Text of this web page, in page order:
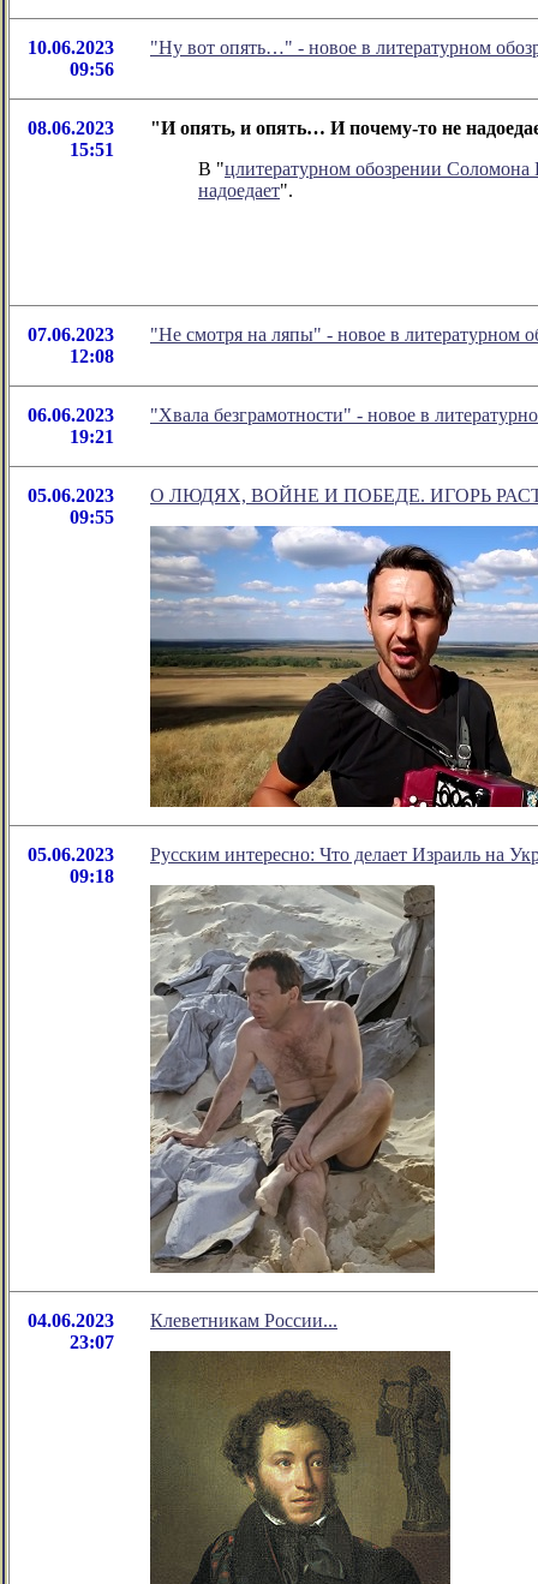
10.06.2023
09:56
"Ну вот опять…" - новое в литературном
08.06.2023
15:51
"И опять, и опять… И почему-то не
В "цлитературном обозрении
надоедает".
07.06.2023
12:08
"Не смотря на ляпы" - новое в литературном
06.06.2023
19:21
"Хвала безграмотности" - новое в
05.06.2023
09:55
О ЛЮДЯХ, ВОЙНЕ И ПОБЕДЕ. ИГОРЬ
05.06.2023
09:18
Русским интересно: Что делает Израиль на
04.06.2023
23:07
Клеветникам России...